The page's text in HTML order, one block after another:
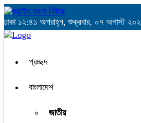
ঢাকা ১২:৪১ অপরাহ্ন, শুক্রবার, ০৭ অগাস্ট
প্রচ্ছদ
বাংলাদেশ
জাতীয়